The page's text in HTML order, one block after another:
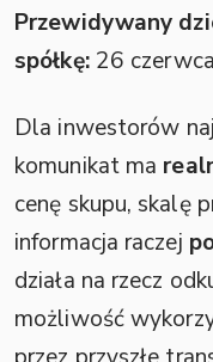
Przewidywany
spółkę:26
Dla inwestorów
komunikat ma
cenę skupu, skalę
informacja raczej
działa na rzecz
możliwość